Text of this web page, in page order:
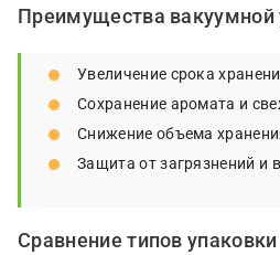
Преимущества вакуумной
Увеличение срока
Сохранение аромата и
Снижение объема
Защита от загрязнений и
Сравнение типов упаковки